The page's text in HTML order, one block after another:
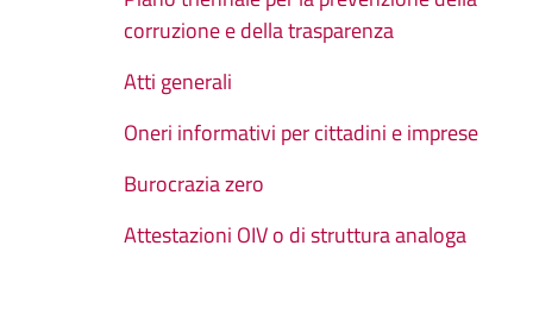
corruzione e della trasparenza
Atti generali
Oneri informativi per cittadini e imprese
Burocrazia zero
Attestazioni OIV o di struttura analoga